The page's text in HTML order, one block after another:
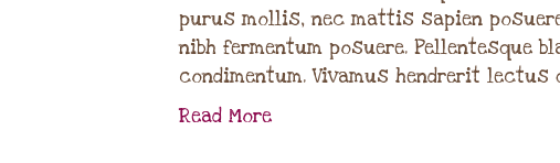
purus mollis, nec mattis sapien
nibh fermentum posuere. Pellentesque
condimentum. Vivamus hendrerit lectus
Read More